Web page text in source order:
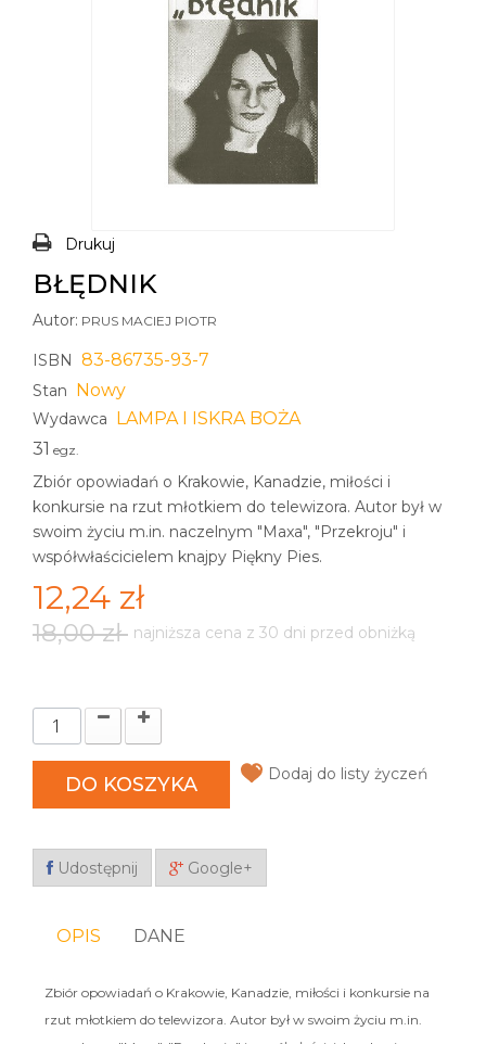
Drukuj
BŁĘDNIK
Autor: PRUS MACIEJ PIOTR
ISBN 83-86735-93-7
Stan Nowy
Wydawca LAMPA I ISKRA BOŻA
31 egz.
Zbiór opowiadań o Krakowie, Kanadzie, miłości i
konkursie na rzut młotkiem do telewizora. Autor był w
swoim życiu m.in. naczelnym "Maxa", "Przekroju" i
współwłaścicielem knajpy Piękny Pies.
12,24 zł
18,00 zł najniższa cena z 30 dni przed obniżką
DO KOSZYKA Dodaj do listy życzeń
Udostępnij Google+
OPIS DANE
Zbiór opowiadań o Krakowie, Kanadzie, miłości i konkursie na
rzut młotkiem do telewizora. Autor był w swoim życiu m.in.